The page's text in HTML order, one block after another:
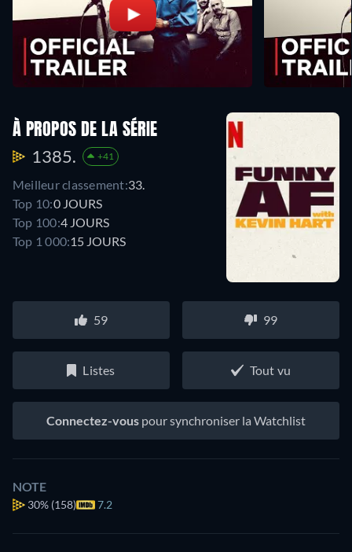
À PROPOS DE LA SÉRIE
1385. +41
Meilleur classement:33.
Top 10:0 JOURS
Top 100:4 JOURS
Top 1 000:15 JOURS
59 99
Listes Tout vu
Connectez-vous pour synchroniser la Watchlist
NOTE
30% (158) 7.2